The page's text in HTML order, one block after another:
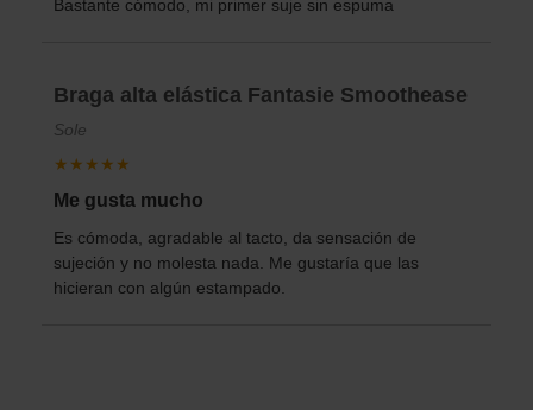
Bastante cómodo, mi primer suje sin espuma
Braga alta elástica Fantasie Smoothease
Sole
★★★★★
Me gusta mucho
Es cómoda, agradable al tacto, da sensación de
sujeción y no molesta nada. Me gustaría que las
hicieran con algún estampado.